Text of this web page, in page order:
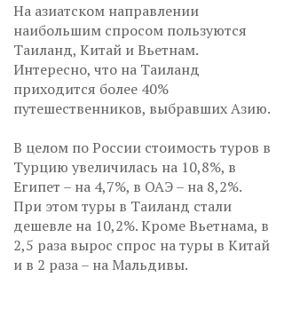
На азиатском направлении
наибольшим спросом пользуются
Таиланд, Китай и Вьетнам.
Интересно, что на Таиланд
приходится более 40%
путешественников, выбравших Азию.
В целом по России стоимость туров в
Турцию увеличилась на 10,8%, в
Египет – на 4,7%, в ОАЭ – на 8,2%.
При этом туры в Таиланд стали
дешевле на 10,2%. Кроме Вьетнама, в
2,5 раза вырос спрос на туры в Китай
и в 2 раза – на Мальдивы.